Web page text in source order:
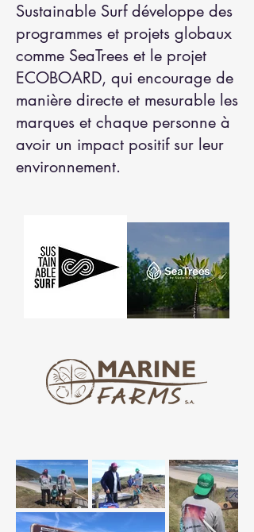
Sustainable Surf développe des
programmes et projets globaux
comme SeaTrees et le projet
ECOBOARD, qui encourage de
manière directe et mesurable les
marques et chaque personne à
avoir un impact positif sur leur
environnement.